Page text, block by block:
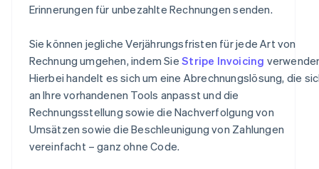
Erinnerungen für unbezahlte Rechnungen senden.
Sie können jegliche Verjährungsfristen für jede Art von
Rechnung umgehen, indem SieStripe Invoicing
Hierbei handelt es sich um eine Abrechnungslösung, die
an Ihre vorhandenen Tools anpasst und die
Rechnungsstellung sowie die Nachverfolgung von
Umsätzen sowie die Beschleunigung von Zahlungen
vereinfacht – ganz ohne Code.